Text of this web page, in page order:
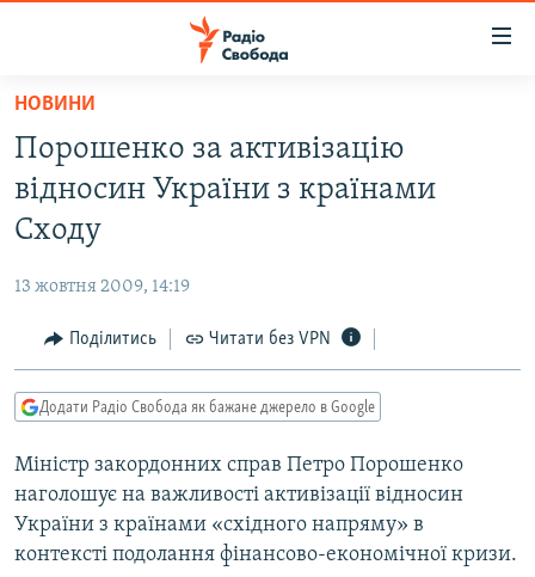
Перейти
основного
матеріалу
Перейти
до
основної
Перейти
до
пошуку
ВСЕ ЗА ДОБУ
СТАТТІ
СУСПІЛЬСТВО
УКРАЇНА
СВІТ
РОСІЙСЬКА «ФІЛЬТРАЦІЯ»
ДОНБАС.РЕАЛІЇ
ТИ ЯК?
СХЕМИ
ПРИАЗОВ’Я
КИТАЙ.ВИКЛИКИ
НОВИНИ
Порошенко за активізацію
вiдносин України з країнами
Сходу
13 жовтня 2009, 14:19
Поділитись Читати без VPN
Додати Радіо Свобода як бажане джерело в Google
Мiнiстр закордонних справ Петро Порошенко
наголошує на важливостi активiзацiї вiдносин
України з країнами «схiдного напряму» в
контекстi подолання фiнансово-економiчної кризи.